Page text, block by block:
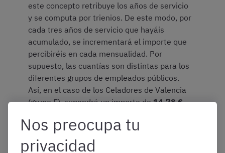
este concepto retribuye los años de servicio
y se computa por trienios. De este modo, por
cada tres años de servicio que hayáis
acumulado, se incrementará el importe que
percibiréis en cada mensualidad. Por
supuesto, las cuantías son distintas para los
diferentes grupos de empleados públicos.
Así, en el caso de los Celadores de Valencia
(grupo E), supondrá un importe de14,78 €
Aunque, estrictamente, no sean 100% retribuciones
Nos preocupa tu
privacidad